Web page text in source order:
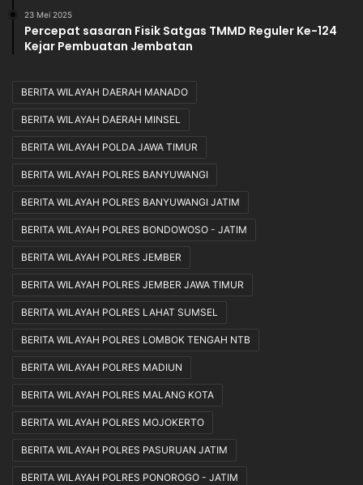
23 Mei 2025
Percepat sasaran Fisik Satgas TMMD Reguler Ke-124
Kejar Pembuatan Jembatan
BERITA WILAYAH DAERAH MANADO
BERITA WILAYAH DAERAH MINSEL
BERITA WILAYAH POLDA JAWA TIMUR
BERITA WILAYAH POLRES BANYUWANGI
BERITA WILAYAH POLRES BANYUWANGI JATIM
BERITA WILAYAH POLRES BONDOWOSO - JATIM
BERITA WILAYAH POLRES JEMBER
BERITA WILAYAH POLRES JEMBER JAWA TIMUR
BERITA WILAYAH POLRES LAHAT SUMSEL
BERITA WILAYAH POLRES LOMBOK TENGAH NTB
BERITA WILAYAH POLRES MADIUN
BERITA WILAYAH POLRES MALANG KOTA
BERITA WILAYAH POLRES MOJOKERTO
BERITA WILAYAH POLRES PASURUAN JATIM
BERITA WILAYAH POLRES PONOROGO - JATIM